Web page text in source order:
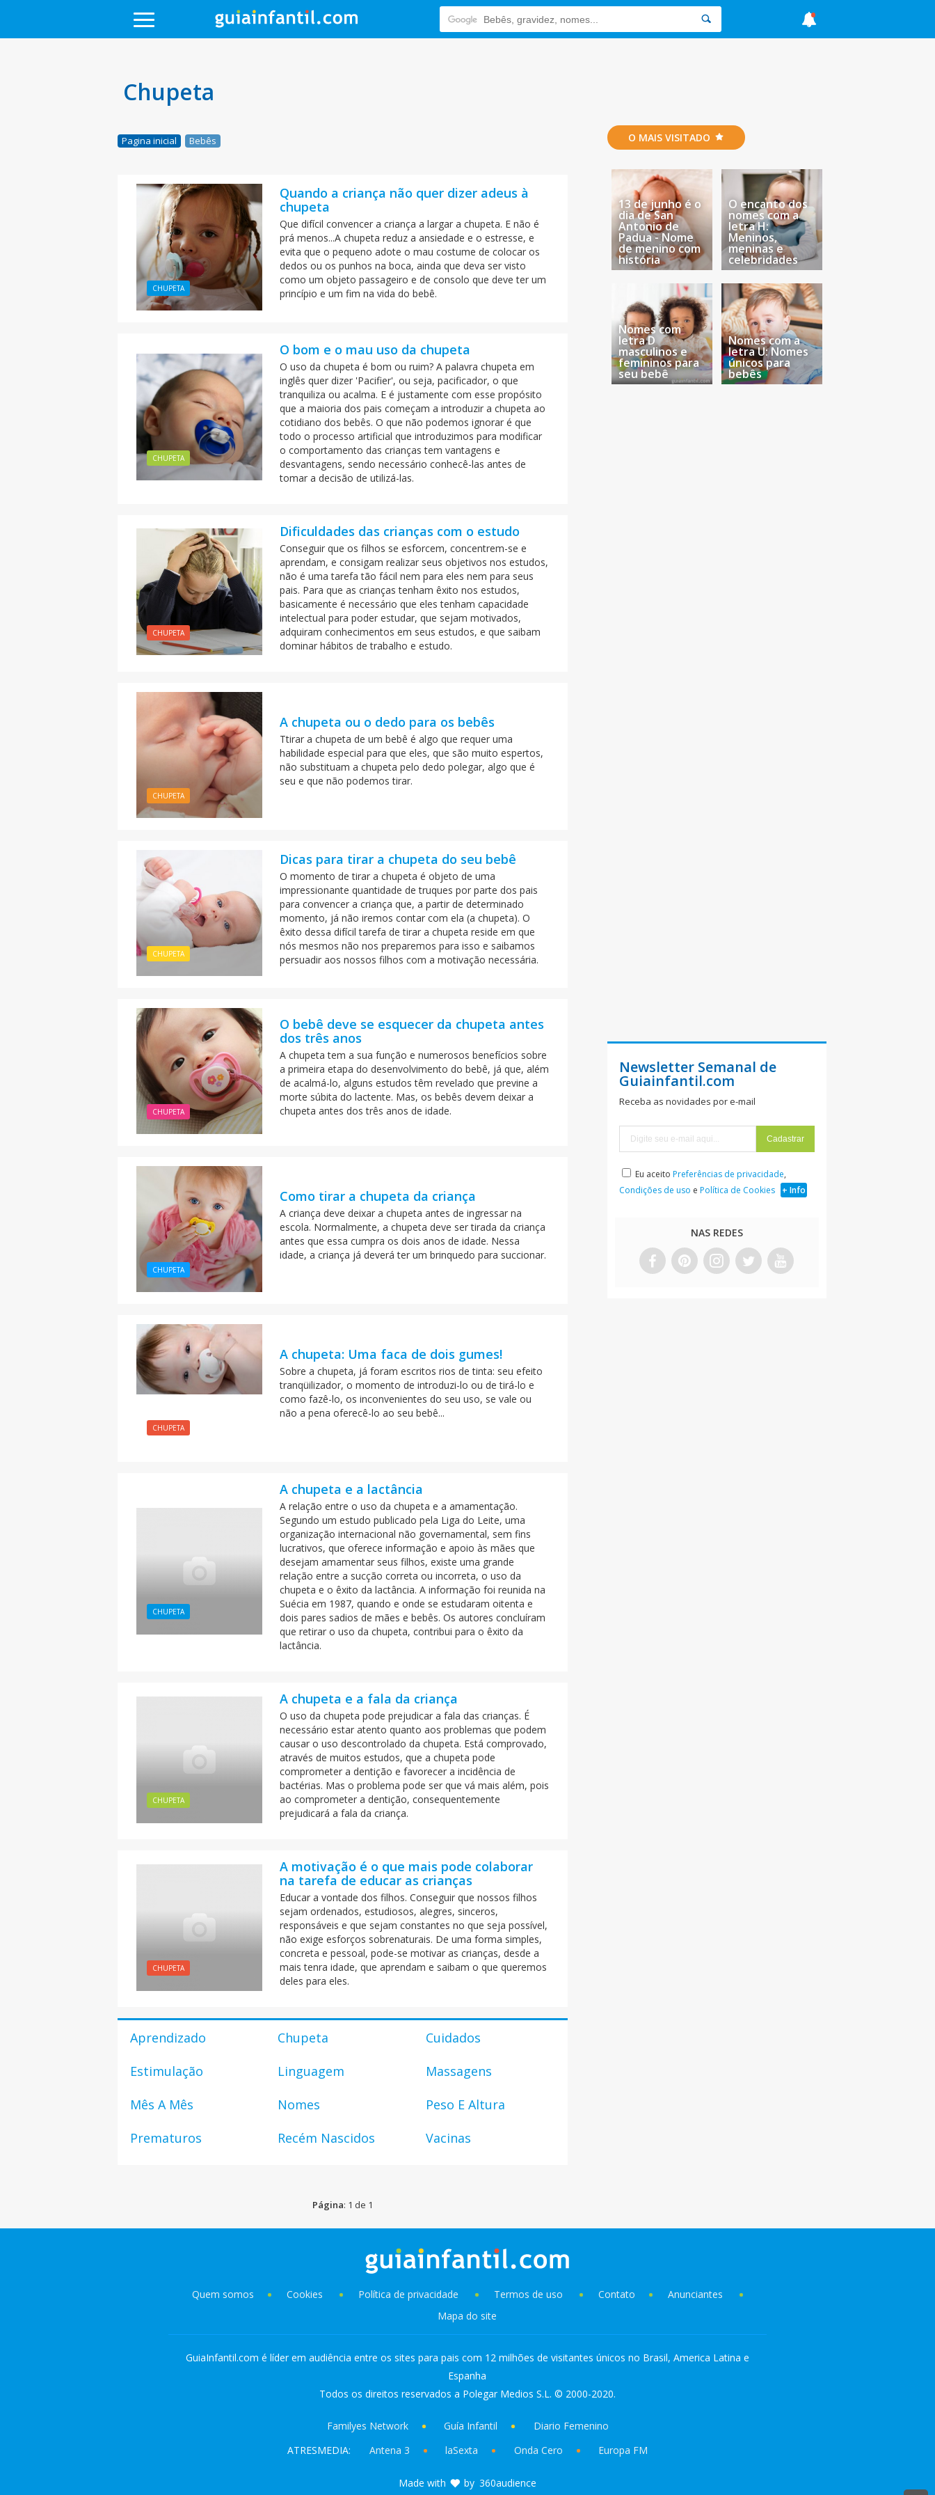
Chupeta
Pagina inicial Bebês
CHUPETA
Quando a criança não quer dizer adeus à
chupeta
Que difícil convencer a criança a largar a chupeta. E não é
prá menos...A chupeta reduz a ansiedade e o estresse, e
evita que o pequeno adote o mau costume de colocar os
dedos ou os punhos na boca, ainda que deva ser visto
como um objeto passageiro e de consolo que deve ter um
princípio e um fim na vida do bebê.
CHUPETA
O bom e o mau uso da chupeta
O uso da chupeta é bom ou ruim? A palavra chupeta em
inglês quer dizer 'Pacifier', ou seja, pacificador, o que
tranquiliza ou acalma. E é justamente com esse propósito
que a maioria dos pais começam a introduzir a chupeta ao
cotidiano dos bebês. O que não podemos ignorar é que
todo o processo artificial que introduzimos para modificar
o comportamento das crianças tem vantagens e
desvantagens, sendo necessário conhecê-las antes de
tomar a decisão de utilizá-las.
CHUPETA
Dificuldades das crianças com o estudo
Conseguir que os filhos se esforcem, concentrem-se e
aprendam, e consigam realizar seus objetivos nos estudos,
não é uma tarefa tão fácil nem para eles nem para seus
pais. Para que as crianças tenham êxito nos estudos,
basicamente é necessário que eles tenham capacidade
intelectual para poder estudar, que sejam motivados,
adquiram conhecimentos em seus estudos, e que saibam
dominar hábitos de trabalho e estudo.
CHUPETA
A chupeta ou o dedo para os bebês
Ttirar a chupeta de um bebê é algo que requer uma
habilidade especial para que eles, que são muito espertos,
não substituam a chupeta pelo dedo polegar, algo que é
seu e que não podemos tirar.
CHUPETA
Dicas para tirar a chupeta do seu bebê
O momento de tirar a chupeta é objeto de uma
impressionante quantidade de truques por parte dos pais
para convencer a criança que, a partir de determinado
momento, já não iremos contar com ela (a chupeta). O
êxito dessa difícil tarefa de tirar a chupeta reside em que
nós mesmos não nos preparemos para isso e saibamos
persuadir aos nossos filhos com a motivação necessária.
CHUPETA
O bebê deve se esquecer da chupeta antes
dos três anos
A chupeta tem a sua função e numerosos benefícios sobre
a primeira etapa do desenvolvimento do bebê, já que, além
de acalmá-lo, alguns estudos têm revelado que previne a
morte súbita do lactente. Mas, os bebês devem deixar a
chupeta antes dos três anos de idade.
CHUPETA
Como tirar a chupeta da criança
A criança deve deixar a chupeta antes de ingressar na
escola. Normalmente, a chupeta deve ser tirada da criança
antes que essa cumpra os dois anos de idade. Nessa
idade, a criança já deverá ter um brinquedo para succionar.
CHUPETA
A chupeta: Uma faca de dois gumes!
Sobre a chupeta, já foram escritos rios de tinta: seu efeito
tranqüilizador, o momento de introduzi-lo ou de tirá-lo e
como fazê-lo, os inconvenientes do seu uso, se vale ou
não a pena oferecê-lo ao seu bebê...
CHUPETA
A chupeta e a lactância
A relação entre o uso da chupeta e a amamentação.
Segundo um estudo publicado pela Liga do Leite, uma
organização internacional não governamental, sem fins
lucrativos, que oferece informação e apoio às mães que
desejam amamentar seus filhos, existe uma grande
relação entre a sucção correta ou incorreta, o uso da
chupeta e o êxito da lactância. A informação foi reunida na
Suécia em 1987, quando e onde se estudaram oitenta e
dois pares sadios de mães e bebês. Os autores concluíram
que retirar o uso da chupeta, contribui para o êxito da
lactância.
CHUPETA
A chupeta e a fala da criança
O uso da chupeta pode prejudicar a fala das crianças. É
necessário estar atento quanto aos problemas que podem
causar o uso descontrolado da chupeta. Está comprovado,
através de muitos estudos, que a chupeta pode
comprometer a dentição e favorecer a incidência de
bactérias. Mas o problema pode ser que vá mais além, pois
ao comprometer a dentição, consequentemente
prejudicará a fala da criança.
CHUPETA
A motivação é o que mais pode colaborar
na tarefa de educar as crianças
Educar a vontade dos filhos. Conseguir que nossos filhos
sejam ordenados, estudiosos, alegres, sinceros,
responsáveis e que sejam constantes no que seja possível,
não exige esforços sobrenaturais. De uma forma simples,
concreta e pessoal, pode-se motivar as crianças, desde a
mais tenra idade, que aprendam e saibam o que queremos
deles para eles.
Aprendizado Chupeta
Cuidados
Estimulação
Linguagem
Massagens
Mês A Mês
Nomes
Peso E Altura
Prematuros
Recém Nascidos Vacinas
Página: 1 de 1
O MAIS VISITADO
13 de junho é o
dia de San
Antonio de
Padua - Nome
de menino com
história
O encanto dos
nomes com a
letra H:
Meninos,
meninas e
celebridades
Nomes com
letra D
masculinos e
femininos para
seu bebê
Nomes com a
letra U: Nomes
únicos para
bebês
Newsletter Semanal de
Guiainfantil.com
Receba as novidades por e-mail
Eu aceito Preferências de privacidade,
Condições de uso e Política de Cookies + Info
NAS REDES
Quem somos Cookies Política de privacidade Termos de uso Contato
Anunciantes
Mapa do site
GuiaInfantil.com é líder em audiência entre os sites para pais com 12 milhões de visitantes únicos no Brasil, America Latina e
Espanha
Todos os direitos reservados a Polegar Medios S.L. © 2000-2020.
Familyes Network Guía Infantil
Diario Femenino
ATRESMEDIA:
Antena 3 laSexta Onda Cero Europa FM
Made with by 360audience